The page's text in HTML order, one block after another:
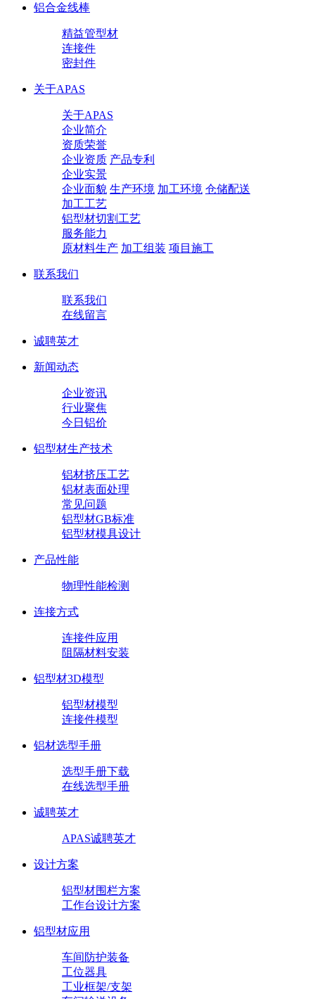
铝合金线棒
精益管型材
连接件
密封件
关于APAS
关于APAS
企业简介
资质荣誉
企业资质 产品专利
企业实景
企业面貌 生产环境 加工环境 仓储配送
加工工艺
铝型材切割工艺
服务能力
原材料生产 加工组装 项目施工
联系我们
联系我们
在线留言
诚聘英才
新闻动态
企业资讯
行业聚焦
今日铝价
铝型材生产技术
铝材挤压工艺
铝材表面处理
常见问题
铝型材GB标准
铝型材模具设计
产品性能
物理性能检测
连接方式
连接件应用
阻隔材料安装
铝型材3D模型
铝型材模型
连接件模型
铝材选型手册
选型手册下载
在线选型手册
诚聘英才
APAS诚聘英才
设计方案
铝型材围栏方案
工作台设计方案
铝型材应用
车间防护装备
工位器具
工业框架/支架